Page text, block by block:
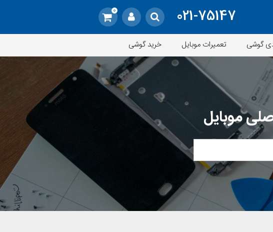
021-75147
0
گوشی تعمیرات موبایل خرید گوشی
موبایل